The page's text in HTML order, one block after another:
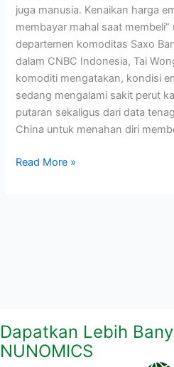
juga manusia. Kenaikan harga
membayar mahal saat
departemen komoditas Saxo
dalam CNBC Indonesia, Tai
komoditi mengatakan, kondisi
sedang mengalami sakit perut
putaran sekaligus dari data
China untuk menahan diri
Read More »
Dapatkan Lebih
NUNOMICS